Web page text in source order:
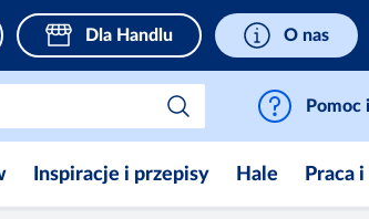
Dla Handlu O nas
Pomoc
Inspiracje i przepisy Hale Praca